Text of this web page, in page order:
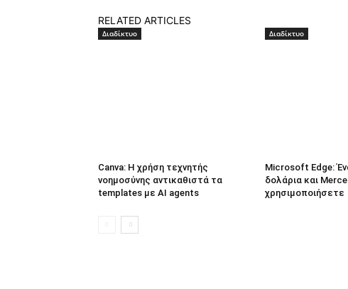
RELATED ARTICLES
Διαδίκτυο
Canva: Η χρήση τεχνητής
νοημοσύνης αντικαθιστά τα
templates με AI agents
Διαδίκτυο
Microsoft Edge:
δολάρια και
χρησιμοποιήσετε